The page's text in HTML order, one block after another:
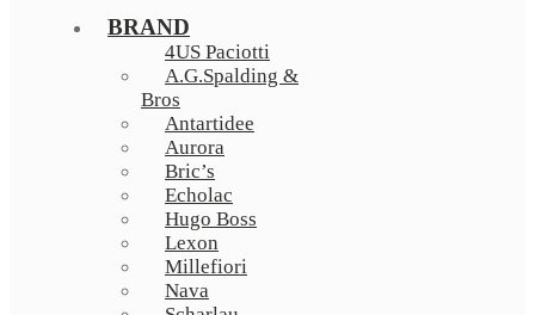
BRAND
4US Paciotti
A.G.Spalding &
Bros
Antartidee
Aurora
Bric’s
Echolac
Hugo Boss
Lexon
Millefiori
Nava